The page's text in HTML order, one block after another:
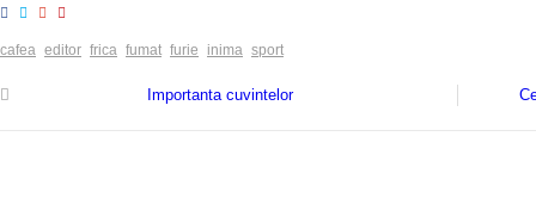
cafea editor frica fumat furie inima sport
Importanta cuvintelor